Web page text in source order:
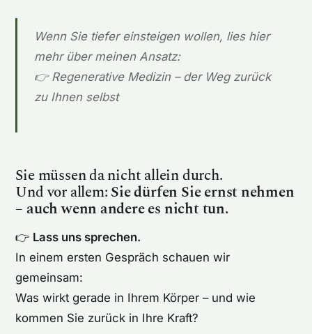
Wenn Sie tiefer einsteigen wollen, lies hier
mehr über meinen Ansatz:
👉 Regenerative Medizin – der Weg zurück
zu Ihnen selbst
Sie müssen da nicht allein durch.
Und vor allem:Sie dürfen Sie ernst nehmen
– auch wenn andere es nicht tun.
👉 Lass uns sprechen.
In einem ersten Gespräch schauen wir
gemeinsam:
Was wirkt gerade in Ihrem Körper – und wie
kommen Sie zurück in Ihre Kraft?